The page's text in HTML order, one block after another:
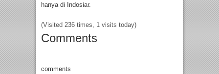
hanya di Indosiar.
(Visited 236 times, 1 visits today)
Comments
comments